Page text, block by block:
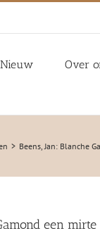
Nieuw Over
Beens, Jan: Blanche
een